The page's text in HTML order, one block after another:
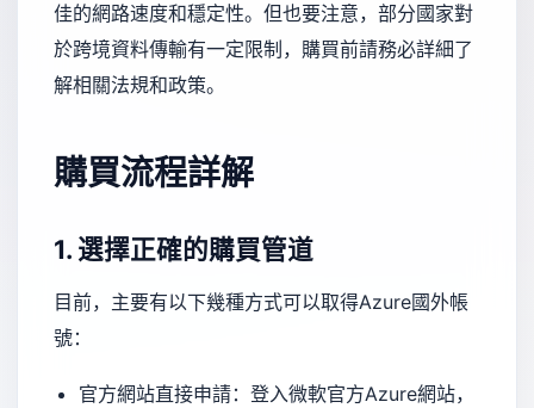
佳的網路速度和穩定性。但也要注意，部分國家對
於跨境資料傳輸有一定限制，購買前請務必詳細了
解相關法規和政策。
購買流程詳解
1. 選擇正確的購買管道
目前，主要有以下幾種方式可以取得Azure國外帳
號：
官方網站直接申請：登入微軟官方Azure網站，